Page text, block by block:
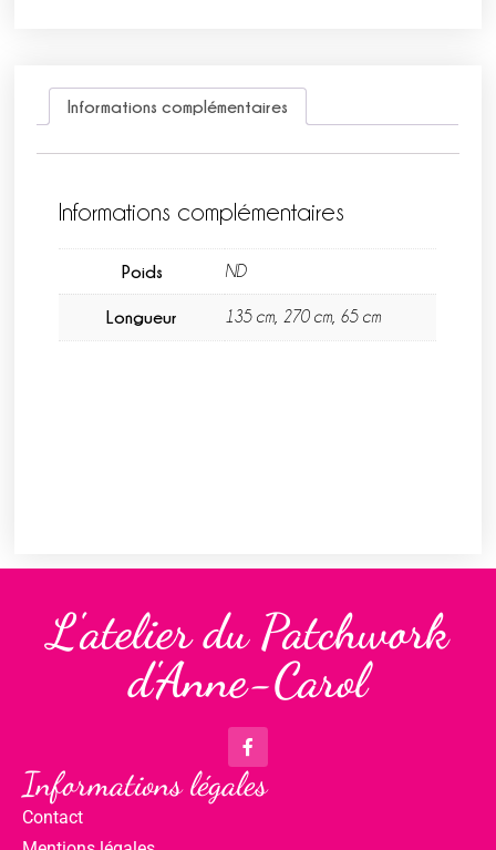
Informations complémentaires
Informations complémentaires
Poids ND
Longueur 135 cm, 270 cm, 65 cm
L'atelier du Patchwork
d'Anne-Carol
Informations légales
Contact